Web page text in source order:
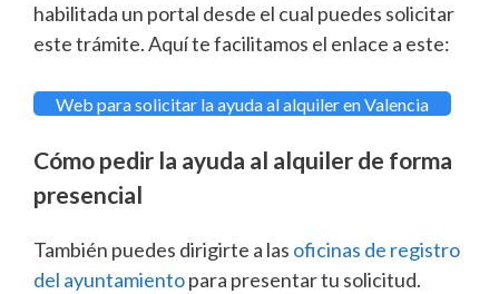
habilitada un portal desde el cual puedes solicitar
este trámite. Aquí te facilitamos el enlace a este:
Web para solicitar la ayuda al alquiler en Valencia
Cómo pedir la ayuda al alquiler de forma
presencial
También puedes dirigirte a las oficinas de registro
del ayuntamientopara presentar tu solicitud.